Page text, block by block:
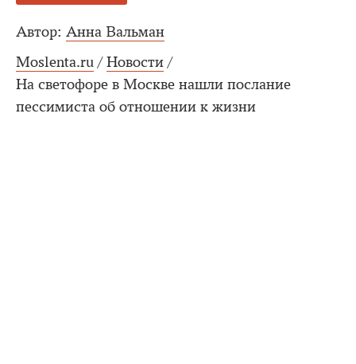
Автор: Анна Вальман
Moslenta.ru / Новости /
На светофоре в Москве нашли послание
пессимиста об отношении к жизни